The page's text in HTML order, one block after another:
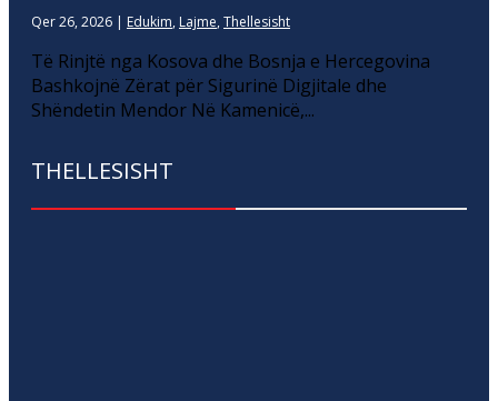
Qer 26, 2026 | Edukim, Lajme, Thellesisht
Të Rinjtë nga Kosova dhe Bosnja e Hercegovina
Bashkojnë Zërat për Sigurinë Digjitale dhe
Shëndetin Mendor Në Kamenicë,...
THELLESISHT